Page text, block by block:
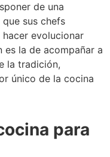
de una
sus chefs
evolucionar
es la de acompañar a
la tradición,
único de la cocina
para